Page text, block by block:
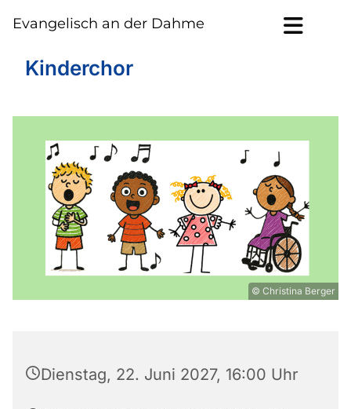
Evangelisch an der Dahme
Kinderchor
© Christina Berger
Dienstag, 22. Juni 2027, 16:00 Uhr